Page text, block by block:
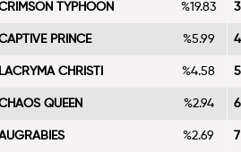
TYPHOON %19.83
PRINCE %5.99
LACRYMA CHRISTI %4.58
QUEEN %2.94
%2.69
3
4
5
6
7